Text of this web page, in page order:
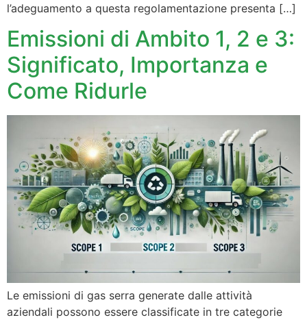
l’adeguamento a questa regolamentazione presenta […]
Emissioni di Ambito 1, 2 e 3:
Significato, Importanza e
Come Ridurle
Le emissioni di gas serra generate dalle attività
aziendali possono essere classificate in tre categorie